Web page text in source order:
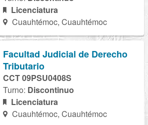
Licenciatura
Cuauhtémoc, Cuauhtémoc
Facultad Judicial de Derecho
Tributario
CCT 09PSU0408S
Turno: Discontinuo
Licenciatura
Cuauhtémoc, Cuauhtémoc